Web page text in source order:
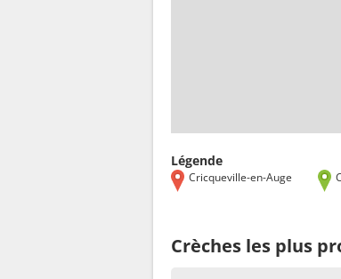
Légende
Cricqueville-en-Auge
Crèches les plus